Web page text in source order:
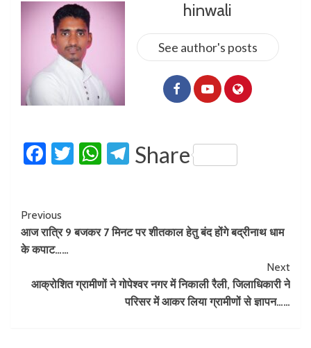
hinwali
See author's posts
Facebook
Twitter
WhatsApp
Telegram
Share
Previous
आज रात्रि 9 बजकर 7 मिनट पर शीतकाल हेतु बंद होंगे बद्रीनाथ धाम
के कपाट……
Next
आक्रोशित ग्रामीणों ने गोपेश्वर नगर में निकाली रैली, जिलाधिकारी ने
परिसर में आकर लिया ग्रामीणों से ज्ञापन……